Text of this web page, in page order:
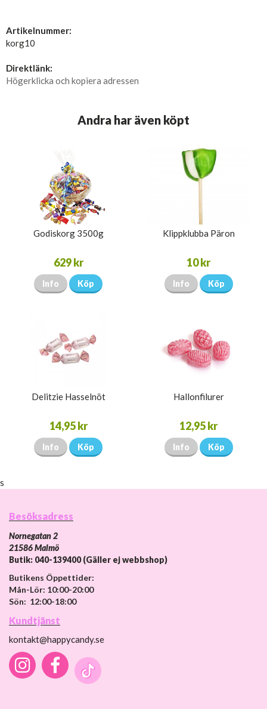
Artikelnummer:
korg10
Direktlänk:
Högerklicka och kopiera adressen
Andra har även köpt
Godiskorg 3500g
629 kr
Info Köp
Klippklubba Päron
10 kr
Info Köp
Delitzie Hasselnöt
14,95 kr
Info Köp
Hallonfilurer
12,95 kr
Info Köp
s
Besöksadress
Nornegatan 2
21586 Malmö
Butik: 040-139400 (Gäller ej webbshop)
Butikens Öppettider:
Mån-Lör: 10:00-20:00
Sön: 12:00-18:00
Kundtjänst
kontakt@happycandy.se